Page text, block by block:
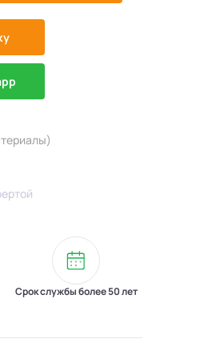
Срок службы более 50 лет